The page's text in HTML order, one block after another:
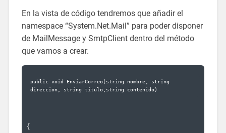
En la vista de código tendremos que añadir el
namespace “System.Net.Mail” para poder disponer
de MailMessage y SmtpClient dentro del método
que vamos a crear.
public void EnviarCorreo( string nombre, string
direccion, string titulo, string contenido)
{